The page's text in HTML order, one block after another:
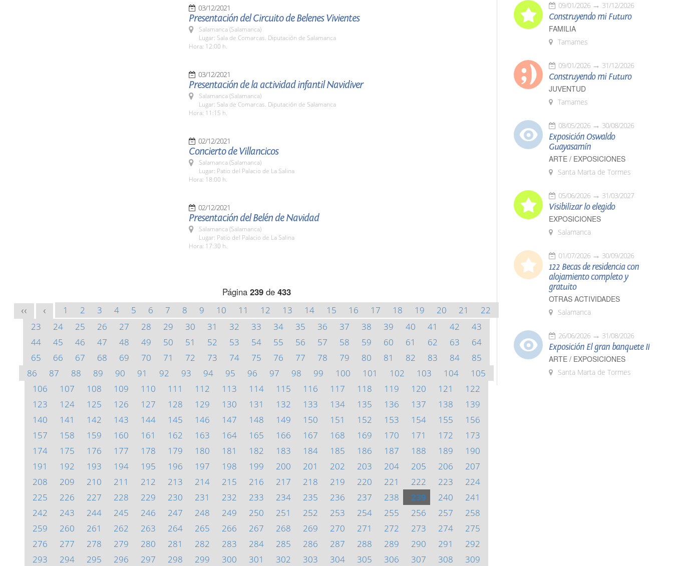
03/12/2021
Presentación del Circuito de Belenes Vivientes
Salamanca (Salamanca)
Lugar: Sala de Comarcas. Diputación de Salamanca
Hora: 12:00 h.
03/12/2021
Presentación de la actividad infantil Navidiver
Salamanca (Salamanca)
Lugar: Sala de Comarcas. Diputación de Salamanca
Hora: 11:15 h.
02/12/2021
Concierto de Villancicos
Salamanca (Salamanca)
Lugar: Patio del Palacio de La Salina
Hora: 18:00 h.
02/12/2021
Presentación del Belén de Navidad
Salamanca (Salamanca)
Lugar: Patio del Palacio de La Salina
Hora: 17:30 h.
Página 239de 433
<< < 1 2 3 4 5 6 7 8 9 10 11 12 13 14 15 16 17 18 19 20 21
22
23
24 25 26 27 28 29 30 31 32 33 34 35 36 37 38 39 40 41 42
43
44
45 46 47 48 49 50 51 52 53 54 55 56 57 58 59 60 61 62 63
64
65
66 67 68 69 70 71 72 73 74 75 76 77 78 79 80 81 82 83 84
85
86
87 88 89 90 91 92 93 94 95 96 97 98 99 100 101 102 103 104
105
106
107 108 109 110 111 112 113 114 115 116 117 118 119 120 121
122
123
124 125 126 127 128 129 130 131 132 133 134 135 136 137 138
139
140
141 142 143 144 145 146 147 148 149 150 151 152 153 154 155
156
157
158 159 160 161 162 163 164 165 166 167 168 169 170 171 172
173
174
175 176 177 178 179 180 181 182 183 184 185 186 187 188 189
190
191
192 193 194 195 196 197 198 199 200 201 202 203 204 205 206
207
208
209 210 211 212 213 214 215 216 217 218 219 220 221 222 223
224
225
226 227 228 229 230 231 232 233 234 235 236 237 238 239 240
241
242
243 244 245 246 247 248 249 250 251 252 253 254 255 256 257
258
259
260 261 262 263 264 265 266 267 268 269 270 271 272 273 274
275
276
277 278 279 280 281 282 283 284 285 286 287 288 289 290 291
292
293
294 295 296 297 298 299 300 301 302 303 304 305 306 307 308 309
09/01/2026 31/12/2026
Construyendo mi Futuro
FAMILIA
Tamames
09/01/2026 31/12/2026
Construyendo mi Futuro
JUVENTUD
Tamames
08/05/2026 30/08/2026
Exposición Oswaldo
Guayasamín
ARTE / EXPOSICIONES
Santa Marta de Tormes
05/06/2026 31/03/2027
Visibilizar lo elegido
EXPOSICIONES
Salamanca
01/07/2026 30/09/2026
122 Becas de residencia con
alojamiento completo y
gratuito
OTRAS ACTIVIDADES
Salamanca
26/06/2026 31/08/2026
Exposición El gran banquete II
ARTE / EXPOSICIONES
Santa Marta de Tormes